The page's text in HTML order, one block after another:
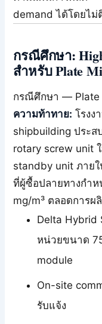
demand ได้โดยไ
กรณีศึกษา:
สำหรับ Plate
กรณีศึกษา — Plate
ความท้าทาย: โรงง
shipbuilding ประส
rotary screw unit
standby unit ภาย
ที่ผู้ซื้อปลายทางกำห
mg/m³ ตลอดการผ
Delta Hybrid
หน่วยขนาด
module
On-site
รับแจ้ง